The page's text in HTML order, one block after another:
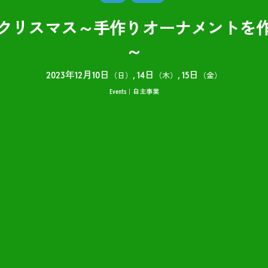
リスマス～手作りオーナメントを
～
2023年12月10日 （日） 14日 （木） 15日 （金）
Events 自主事業